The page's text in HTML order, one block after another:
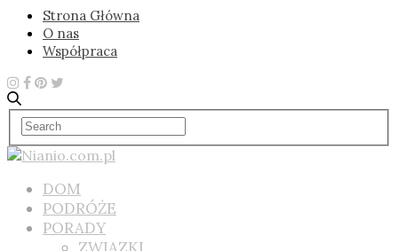
Strona Główna
O nas
Współpraca
DOM
PODRÓŻE
PORADY
ZWIĄZKI